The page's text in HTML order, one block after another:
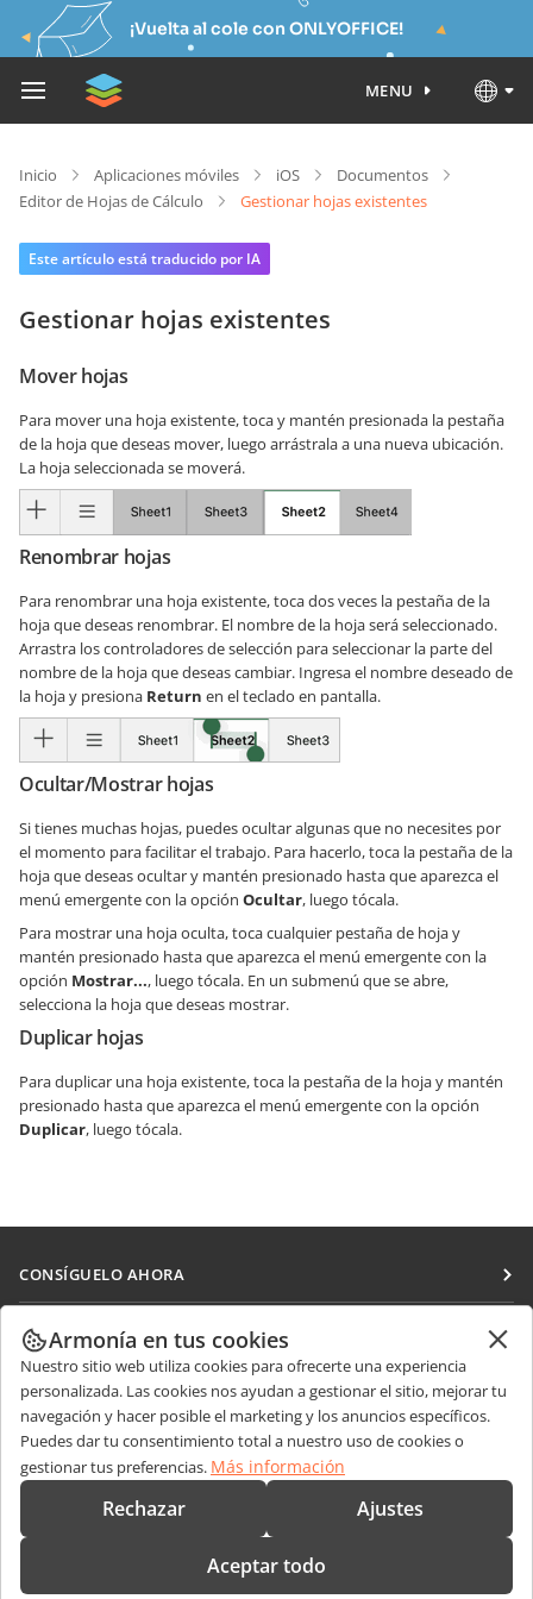
¡Vuelta al cole con ONLYOFFICE!
MENU
Inicio Aplicaciones móviles iOS
Documentos
Editor de Hojas de Cálculo
Gestionar hojas existentes
Este artículo está traducido por IA
Gestionar hojas existentes
Mover hojas
Para mover una hoja existente, toca y mantén presionada la pestaña
de la hoja que deseas mover, luego arrástrala a una nueva ubicación.
La hoja seleccionada se moverá.
Renombrar hojas
Para renombrar una hoja existente, toca dos veces la pestaña de la
hoja que deseas renombrar. El nombre de la hoja será seleccionado.
Arrastra los controladores de selección para seleccionar la parte del
nombre de la hoja que deseas cambiar. Ingresa el nombre deseado de
la hoja y presiona Return en el teclado en pantalla.
Ocultar/Mostrar hojas
Si tienes muchas hojas, puedes ocultar algunas que no necesites por
el momento para facilitar el trabajo. Para hacerlo, toca la pestaña de la
hoja que deseas ocultar y mantén presionado hasta que aparezca el
menú emergente con la opción Ocultar, luego tócala.
Para mostrar una hoja oculta, toca cualquier pestaña de hoja y
mantén presionado hasta que aparezca el menú emergente con la
opción Mostrar..., luego tócala. En un submenú que se abre,
selecciona la hoja que deseas mostrar.
Duplicar hojas
Para duplicar una hoja existente, toca la pestaña de la hoja y mantén
presionado hasta que aparezca el menú emergente con la opción
Duplicar, luego tócala.
CONSÍGUELO AHORA
Docs
DocSpace
Workspace
Conectores
Aplicaciones de escritorio
Aplicaciones móviles
COLABORAR
Para colaboradores
Para traductores
Para influencers
Vacantes
RECIBIR NOTICIAS
Blog
OBTENER AYUDA
Foro
CONTÁCTENOS
Preguntas de ventas
sales@onlyoffice.com
partners@onlyoffice.com
Armonía en tus cookies
Nuestro sitio web utiliza cookies para ofrecerte una experiencia
personalizada. Las cookies nos ayudan a gestionar el sitio, mejorar tu
navegación y hacer posible el marketing y los anuncios específicos.
Puedes dar tu consentimiento total a nuestro uso de cookies o
gestionar tus preferencias. Más información
Rechazar Ajustes
Aceptar todo